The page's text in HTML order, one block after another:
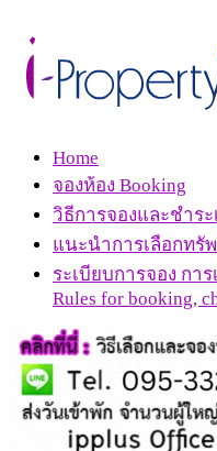
Home
จองห้อง Booking
วิธีการจองและชำระ
แนะนำการเลือกทรั
ระเบียบการจอง กา
Rules for booking,